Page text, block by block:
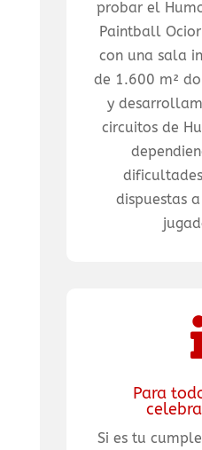
probar el
Paintball
con una sala
de 1.600 m²
y
circuitos de
dispuestas
Para
Si es tu